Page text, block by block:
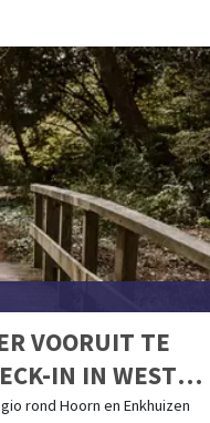
VOORUIT TE
IN IN WEST-
rond Hoorn en Enkhuizen